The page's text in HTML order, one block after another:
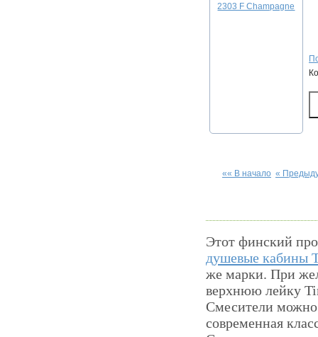
«« В начало «
Этот финский
душевые кабины
же марки. При
верхнюю лейку
Смесители можно
современная